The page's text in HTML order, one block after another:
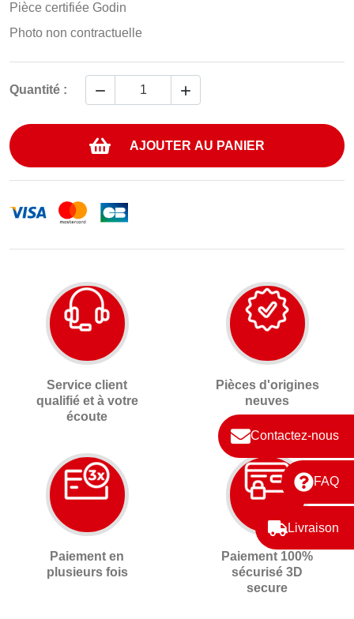
Contactez-nous
FAQ
Livraison
Pièce certifiée Godin
Photo non contractuelle
Quantité :  
AJOUTER AU PANIER
Service client
qualifié et à votre
écoute
Pièces d'origines
neuves
Paiement en
plusieurs fois
Paiement 100%
sécurisé 3D
secure